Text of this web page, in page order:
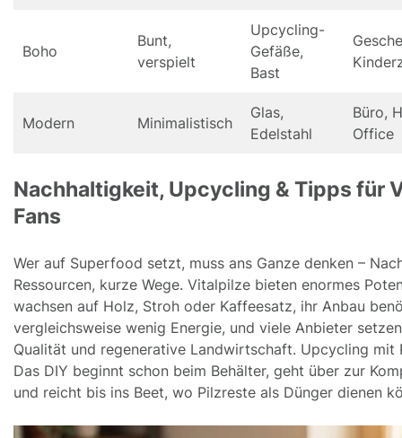
Boho
Bunt,
verspielt
Upcycling-
Gefäße,
Bast
Modern Minimalistisch
Glas,
Edelstahl
Büro,
Office
Nachhaltigkeit, Upcycling & Tipps für
Fans
Wer auf Superfood setzt, muss ans Ganze denken –
Ressourcen, kurze Wege. Vitalpilze bieten enormes
wachsen auf Holz, Stroh oder Kaffeesatz, ihr Anbau
vergleichsweise wenig Energie, und viele Anbieter
Qualität und regenerative Landwirtschaft. Upcycling mit
Das DIY beginnt schon beim Behälter, geht über zur
und reicht bis ins Beet, wo Pilzreste als Dünger dienen